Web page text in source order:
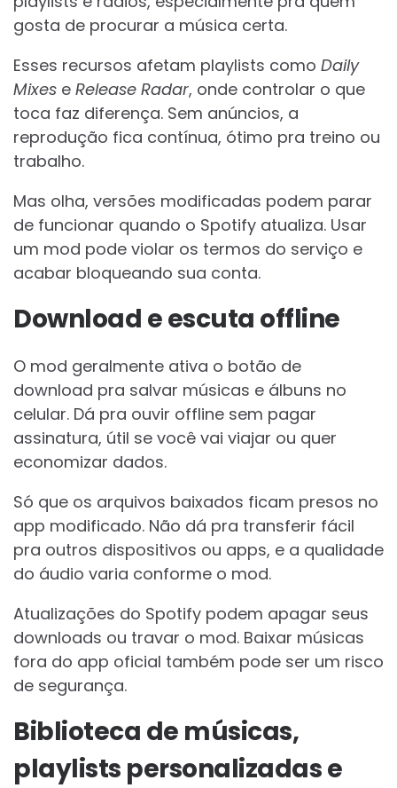
gosta de procurar a música certa.
Esses recursos afetam playlists como Daily
Mixes e Release Radar, onde controlar o que
toca faz diferença. Sem anúncios, a
reprodução fica contínua, ótimo pra treino ou
trabalho.
Mas olha, versões modificadas podem parar
de funcionar quando o Spotify atualiza. Usar
um mod pode violar os termos do serviço e
acabar bloqueando sua conta.
Download e escuta offline
O mod geralmente ativa o botão de
download pra salvar músicas e álbuns no
celular. Dá pra ouvir offline sem pagar
assinatura, útil se você vai viajar ou quer
economizar dados.
Só que os arquivos baixados ficam presos no
app modificado. Não dá pra transferir fácil
pra outros dispositivos ou apps, e a qualidade
do áudio varia conforme o mod.
Atualizações do Spotify podem apagar seus
downloads ou travar o mod. Baixar músicas
fora do app oficial também pode ser um risco
de segurança.
Biblioteca de músicas,
playlists personalizadas e